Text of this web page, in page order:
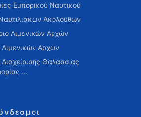
Εμπορικού Ναυτικού
Ακολούθων
Λιμενικών Αρχών
Λιμενικών Αρχών
Θαλάσσιας
…